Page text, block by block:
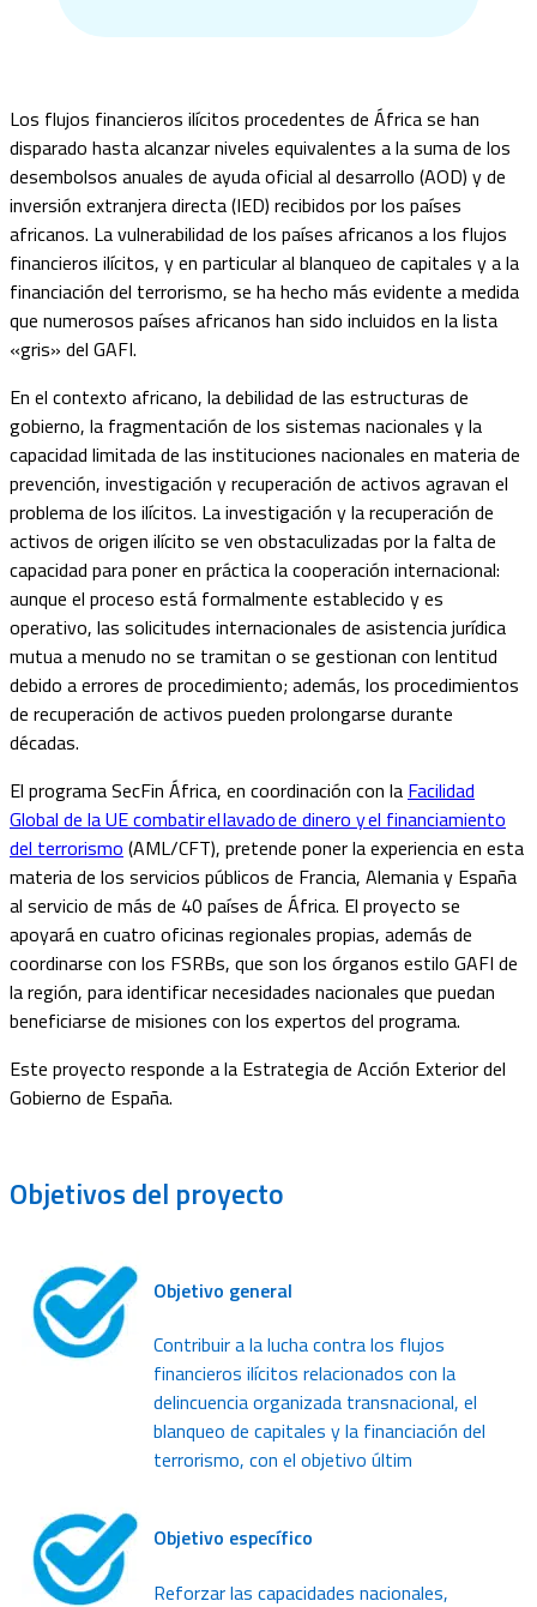
Los flujos financieros ilícitos procedentes de África se han
disparado hasta alcanzar niveles equivalentes a la suma de los
desembolsos anuales de ayuda oficial al desarrollo (AOD) y de
inversión extranjera directa (IED) recibidos por los países
africanos. La vulnerabilidad de los países africanos a los flujos
financieros ilícitos, y en particular al blanqueo de capitales y a la
financiación del terrorismo, se ha hecho más evidente a medida
que numerosos países africanos han sido incluidos en la lista
«gris» del GAFI.
En el contexto africano, la debilidad de las estructuras de
gobierno, la fragmentación de los sistemas nacionales y la
capacidad limitada de las instituciones nacionales en materia de
prevención, investigación y recuperación de activos agravan el
problema de los ilícitos. La investigación y la recuperación de
activos de origen ilícito se ven obstaculizadas por la falta de
capacidad para poner en práctica la cooperación internacional:
aunque el proceso está formalmente establecido y es
operativo, las solicitudes internacionales de asistencia jurídica
mutua a menudo no se tramitan o se gestionan con lentitud
debido a errores de procedimiento; además, los procedimientos
de recuperación de activos pueden prolongarse durante
décadas.
El programa SecFin África, en coordinación con la Facilidad
Global de la UE combatir el lavado de dinero y el financiamiento
del terrorismo (AML/CFT), pretende poner la experiencia en esta
materia de los servicios públicos de Francia, Alemania y España
al servicio de más de 40 países de África. El proyecto se
apoyará en cuatro oficinas regionales propias, además de
coordinarse con los FSRBs, que son los órganos estilo GAFI de
la región, para identificar necesidades nacionales que puedan
beneficiarse de misiones con los expertos del programa.
Este proyecto responde a la Estrategia de Acción Exterior del
Gobierno de España.
Objetivosdel proyecto
Objetivo general
Contribuir a la lucha contra los flujos
financieros ilícitos relacionados con la
delincuencia organizada transnacional, el
blanqueo de capitales y la financiación del
terrorismo, con el objetivo últim
Objetivo específico
Reforzar las capacidades nacionales,